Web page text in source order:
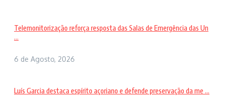
Telemonitorização reforça resposta das Salas de Emergência das Un
...
6 de Agosto, 2026
Luís Garcia destaca espírito açoriano e defende preservação da me ...